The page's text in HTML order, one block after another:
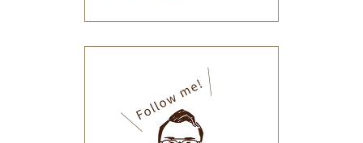
(32)
2025年9月(30)
2025年8月(31)